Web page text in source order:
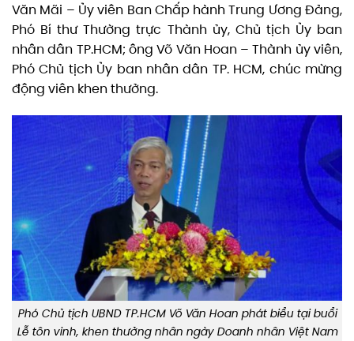
Văn Mãi – Ủy viên Ban Chấp hành Trung Ương Đảng,
Phó Bí thư Thường trực Thành ủy, Chủ tịch Ủy ban
nhân dân TP.HCM; ông Võ Văn Hoan – Thành ủy viên,
Phó Chủ tịch Ủy ban nhân dân TP. HCM, chúc mừng
động viên khen thưởng.
​Phó Chủ tịch UBND TP.HCM Võ Văn Hoan phát biểu tại buổi
Lễ tôn vinh, khen thưởng nhân ngày Doanh nhân Việt Nam